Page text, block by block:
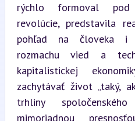
rýchlo formoval pod
revolúcie, predstavila
pohľad na človeka i
rozmachu vied a
kapitalistickej
zachytávať život „taký,
trhliny
mimoriadnou